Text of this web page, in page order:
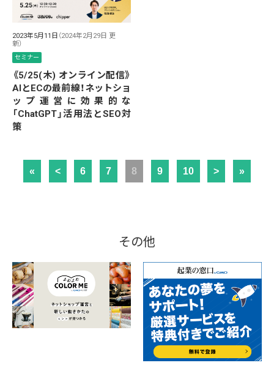
2023年5月11日 （2024年2月29日 更
新）
セミナー
《5/25(木) オンライン配信》
AIとECの最前線！ネットショ
ップ運営に効果的な
「ChatGPT」活用法とSEO対
策
« < 6 7 8 9 10 > »
その他